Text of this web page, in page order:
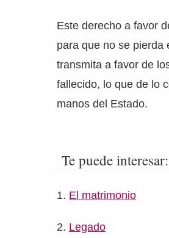
Este derecho a favor
para que no se pierda
transmita a favor de
fallecido, lo que de lo
manos del Estado.
Te puede interesar:
El matrimonio
Legado